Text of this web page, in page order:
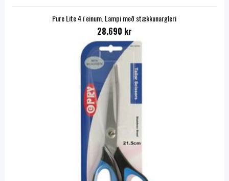
Pure Lite 4 í einum. Lampi með stækkunargleri
28.690 kr